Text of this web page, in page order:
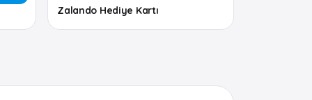
Zalando Hediye Kartı